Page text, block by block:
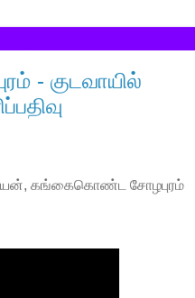
- குடவாயில்
கங்கைகொண்ட சோழபுரம்